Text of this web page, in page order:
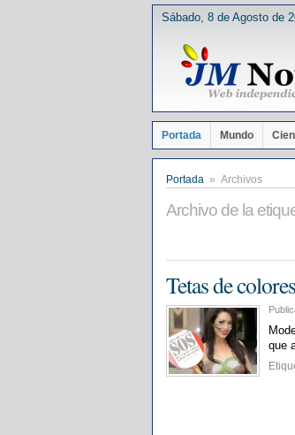
Sábado, 8 de Agosto de
Portada Mundo
Portada » Archivos
Archivo de la
Tetas de colores
que